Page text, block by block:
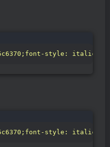
style:
style: